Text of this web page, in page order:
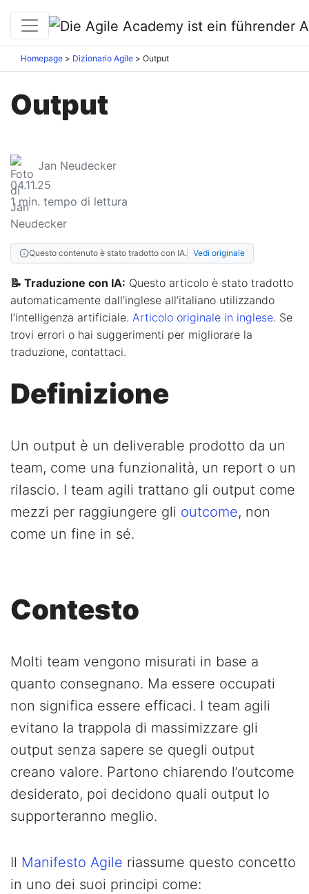
Homepage Dizionario Agile Output
Output
Jan Neudecker
04.11.25
1min. tempo di lettura
Questo contenuto è stato tradotto con IA. Vedi originale
📝 Traduzione con IA: Questo articolo è stato tradotto
automaticamente dall’inglese all’italiano utilizzando
l’intelligenza artificiale. Articolo originale in inglese. Se
trovi errori o hai suggerimenti per migliorare la
traduzione, contattaci.
Definizione
Un output è un deliverable prodotto da un
team, come una funzionalità, un report o un
rilascio. I team agili trattano gli output come
mezzi per raggiungere gli outcome, non
come un fine in sé.
Contesto
Molti team vengono misurati in base a
quanto consegnano. Ma essere occupati
non significa essere efficaci. I team agili
evitano la trappola di massimizzare gli
output senza sapere se quegli output
creano valore. Partono chiarendo l’outcome
desiderato, poi decidono quali output lo
supporteranno meglio.
Il Manifesto Agile riassume questo concetto
in uno dei suoi principi come: